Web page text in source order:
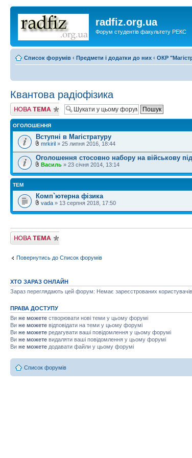
radfiz.org.ua
Форум студентів факультету РЕКС
Список форумів ‹ Предмети і додатки до них ‹ ОКР
Квантова радіофізика
Створити нову
тему
ОГОЛОШЕННЯ
Вступні в Магістратуру
mrkiril » 25 липня 2016, 18:44
Оголошення стосовно набору на військову
Василь » 23 січня 2014, 13:14
ТЕМ
Комп`ютерна фізика
vada » 13 серпня 2018, 17:50
Створити нову
тему
Повернутись до Список форумів
ХТО ЗАРАЗ ОНЛАЙН
Зараз переглядають цей форум: Немає зареєстрованих користувачів
ПРАВА ДОСТУПУ
Ви не можете створювати нові теми у цьому форумі
Ви не можете відповідати на теми у цьому форумі
Ви не можете редагувати ваші повідомлення у цьому форумі
Ви не можете видаляти ваші повідомлення у цьому форумі
Ви не можете додавати файли у цьому форумі
Список форумів